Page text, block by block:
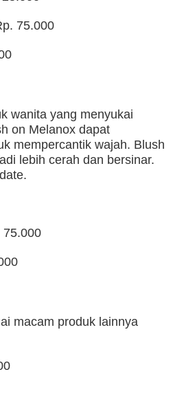
75.000
wanita yang menyukai
on Melanox dapat
mempercantik wajah. Blush
lebih cerah dan bersinar.
75.000
macam produk lainnya